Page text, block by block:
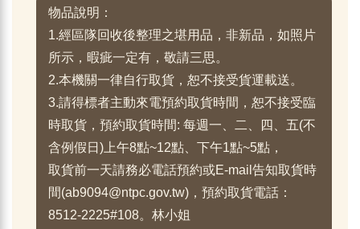
物品說明：
1.經區隊回收後整理之堪用品，非新品，如照片
所示，暇疵一定有，敬請三思。
2.本機關一律自行取貨，恕不接受貨運載送。
3.請得標者主動來電預約取貨時間，恕不接受臨
時取貨，預約取貨時間: 每週一、二、四、五(不
含例假日)上午8點~12點、下午1點~5點，
取貨前一天請務必電話預約或E-mail告知取貨時
間(ab9094@ntpc.gov.tw)，預約取貨電話：
8512-2225#108。林小姐